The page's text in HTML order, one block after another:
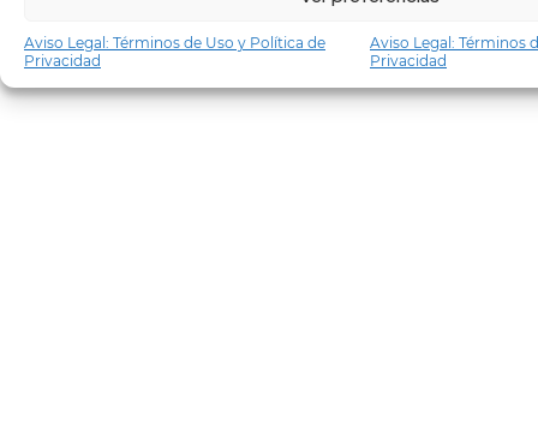
Aviso Legal: Términos de Uso y Política de
Privacidad
Aviso Legal: Términos
Privacidad